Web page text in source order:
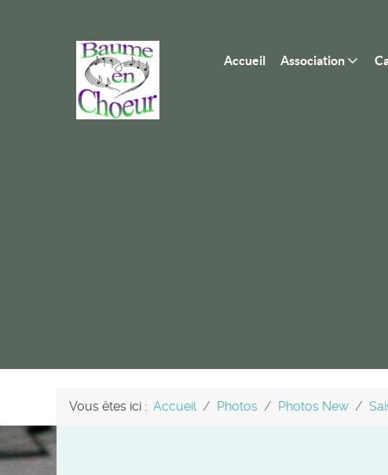
Accueil Association
Vous êtes ici : Accueil Photos Photos New